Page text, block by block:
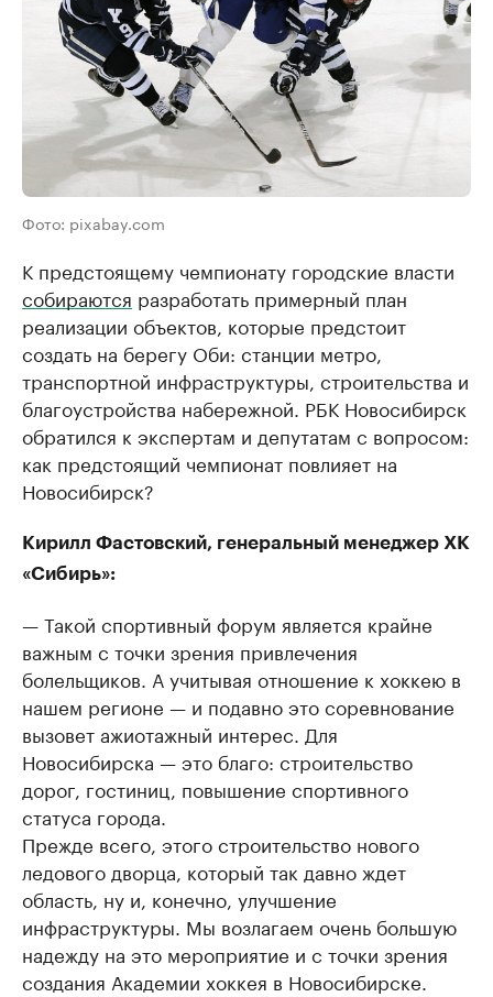
Фото: pixabay.com
К предстоящему чемпионату городские власти
собираются разработать примерный план
реализации объектов, которые предстоит
создать на берегу Оби: станции метро,
транспортной инфраструктуры, строительства и
благоустройства набережной. РБК Новосибирск
обратился к экспертам и депутатам с вопросом:
как предстоящий чемпионат повлияет на
Новосибирск?
Кирилл Фастовский, генеральный менеджер ХК
«Сибирь»:
— Такой спортивный форум является крайне
важным с точки зрения привлечения
болельщиков. А учитывая отношение к хоккею в
нашем регионе — и подавно это соревнование
вызовет ажиотажный интерес. Для
Новосибирска — это благо: строительство
дорог, гостиниц, повышение спортивного
статуса города.
Прежде всего, этого строительство нового
ледового дворца, который так давно ждет
область, ну и, конечно, улучшение
инфраструктуры. Мы возлагаем очень большую
надежду на это мероприятие и с точки зрения
создания Академии хоккея в Новосибирске.